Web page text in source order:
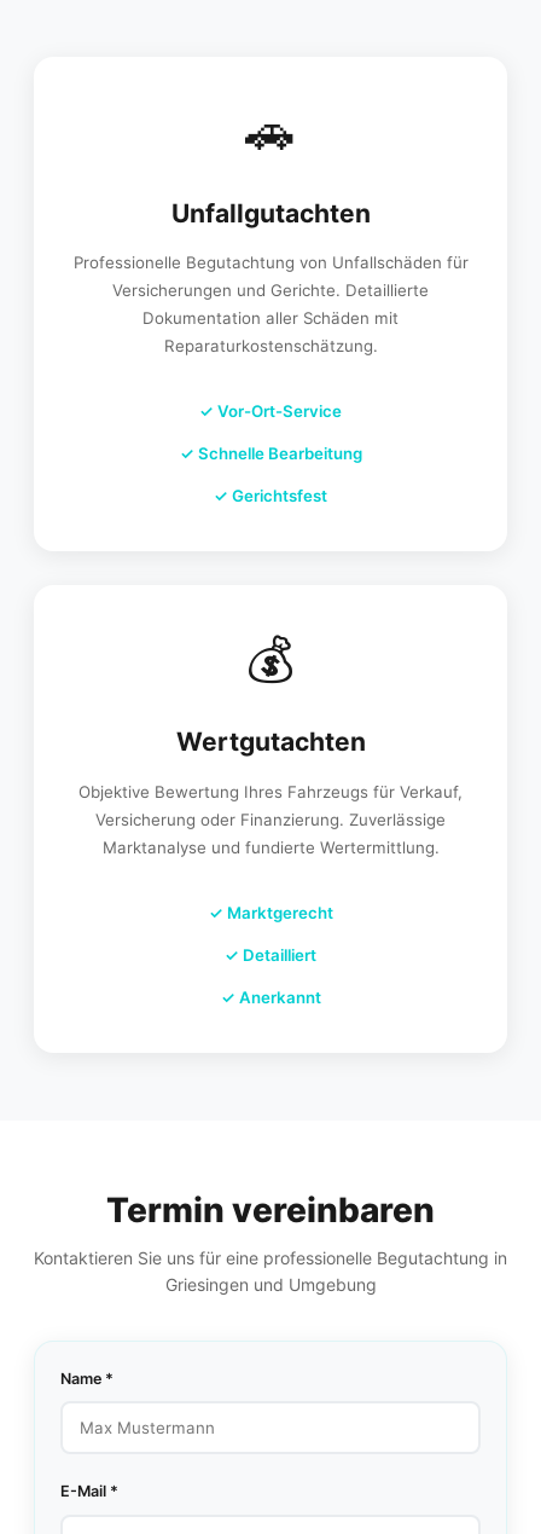
🚗
Unfallgutachten
Professionelle Begutachtung von Unfallschäden für
Versicherungen und Gerichte. Detaillierte
Dokumentation aller Schäden mit
Reparaturkostenschätzung.
✓ Vor-Ort-Service
✓ Schnelle Bearbeitung
✓ Gerichtsfest
💰
Wertgutachten
Objektive Bewertung Ihres Fahrzeugs für Verkauf,
Versicherung oder Finanzierung. Zuverlässige
Marktanalyse und fundierte Wertermittlung.
✓ Marktgerecht
✓ Detailliert
✓ Anerkannt
Termin vereinbaren
Kontaktieren Sie uns für eine professionelle Begutachtung in
Griesingen und Umgebung
Name *
E-Mail *